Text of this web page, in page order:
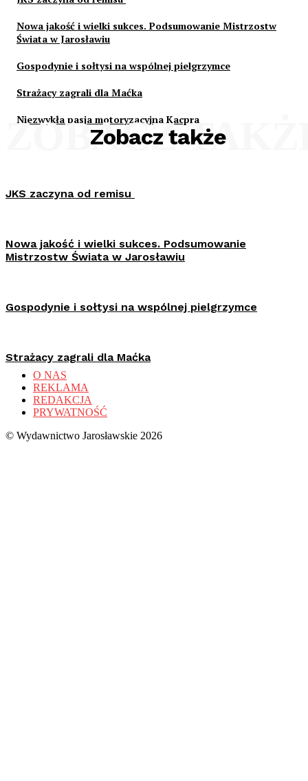
Nowa jakość i wielki sukces. Podsumowanie Mistrzostw
Świata w Jarosławiu
Gospodynie i sołtysi na wspólnej pielgrzymce
Strażacy zagrali dla Maćka
Niezwykła pasja motoryzacyjna Kacpra
Zobacz także
ZOBACZ
JKS zaczyna od remisu
Nowa jakość i wielki sukces. Podsumowanie
Mistrzostw Świata w Jarosławiu
Gospodynie i sołtysi na wspólnej pielgrzymce
Strażacy zagrali dla Maćka
O NAS
REKLAMA
REDAKCJA
PRYWATNOŚĆ
© Wydawnictwo Jarosławskie 2026